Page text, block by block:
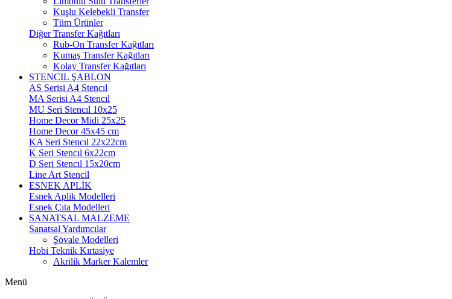
Kuşlu Kelebekli Transfer
Tüm Ürünler
Diğer Transfer Kağıtları
Rub-On Transfer Kağıtları
Kumaş Transfer Kağıtları
Kolay Transfer Kağıtları
STENCIL ŞABLON
AS Serisi A4 Stencıl
MA Serisi A4 Stencıl
MU Seri Stencıl 10x25
Home Decor Midi 25x25
Home Decor 45x45 cm
KA Seri Stencıl 22x22cm
K Seri Stencıl 6x22cm
D Seri Stencıl 15x20cm
Line Art Stencil
ESNEK APLİK
Esnek Aplik Modelleri
Esnek Çıta Modelleri
SANATSAL MALZEME
Sanatsal Yardımcılar
Şövale Modelleri
Hobi Teknik Kırtasiye
Akrilik Marker Kalemler
Menü